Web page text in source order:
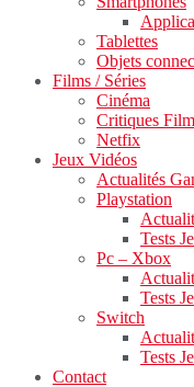
Tablettes
Objets
Films / Séries
Cinéma
Critiques
Netfix
Jeux Vidéos
Actualités
Playstation
Tests
Pc – Xbox
Tests
Switch
Tests
Contact